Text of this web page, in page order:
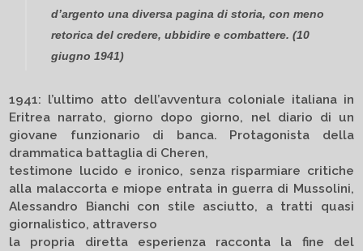
d’argento una diversa pagina di storia, con meno
retorica del credere, ubbidire e combattere. (10
giugno 1941)
1941: l’ultimo atto dell’avventura coloniale italiana in
Eritrea narrato, giorno dopo giorno, nel diario di un
giovane funzionario di banca. Protagonista della
drammatica battaglia di Cheren,
testimone lucido e ironico, senza risparmiare critiche
alla malaccorta e miope entrata in guerra di Mussolini,
Alessandro Bianchi con stile asciutto, a tratti quasi
giornalistico, attraverso
la propria diretta esperienza racconta la fine del